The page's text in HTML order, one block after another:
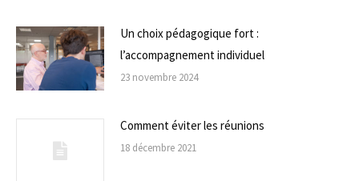
Un choix pédagogique fort :
l’accompagnement individuel
23 novembre 2024
Comment éviter les réunions
18 décembre 2021